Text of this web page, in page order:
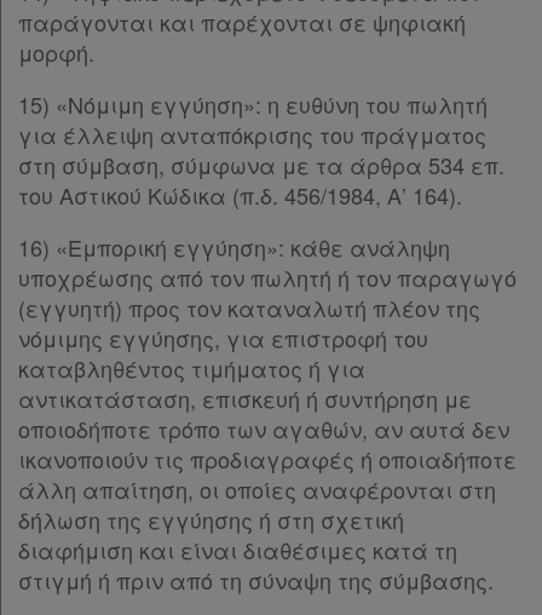
Παρ.1
Παρ.2
Παρ.1
Παρ.2
Παρ.3
Παρ.4
Παρ.6
Παρ.7
Παρ.8
Παρ.9
Παρ.10
Παρ.11
Παρ.12
Παρ.13
ΜΕΡΟΣ ΠΕΜΠΤΟ [-]
Άρθρο 7 [-]
Παρ.1
Παρ.2
παράγονται και παρέχονται σε ψηφιακή
μορφή.
15) «Νόμιμη εγγύηση»: η ευθύνη του πωλητή
για έλλειψη ανταπόκρισης του πράγματος
στη σύμβαση, σύμφωνα με τα άρθρα 534 επ.
του Αστικού Κώδικα (π.δ. 456/1984, Α’ 164).
16) «Εμπορική εγγύηση»: κάθε ανάληψη
υποχρέωσης από τον πωλητή ή τον παραγωγό
(εγγυητή) προς τον καταναλωτή πλέον της
νόμιμης εγγύησης, για επιστροφή του
καταβληθέντος τιμήματος ή για
αντικατάσταση, επισκευή ή συντήρηση με
οποιοδήποτε τρόπο των αγαθών, αν αυτά δεν
ικανοποιούν τις προδιαγραφές ή οποιαδήποτε
άλλη απαίτηση, οι οποίες αναφέρονται στη
δήλωση της εγγύησης ή στη σχετική
διαφήμιση και είναι διαθέσιμες κατά τη
στιγμή ή πριν από τη σύναψη της σύμβασης.